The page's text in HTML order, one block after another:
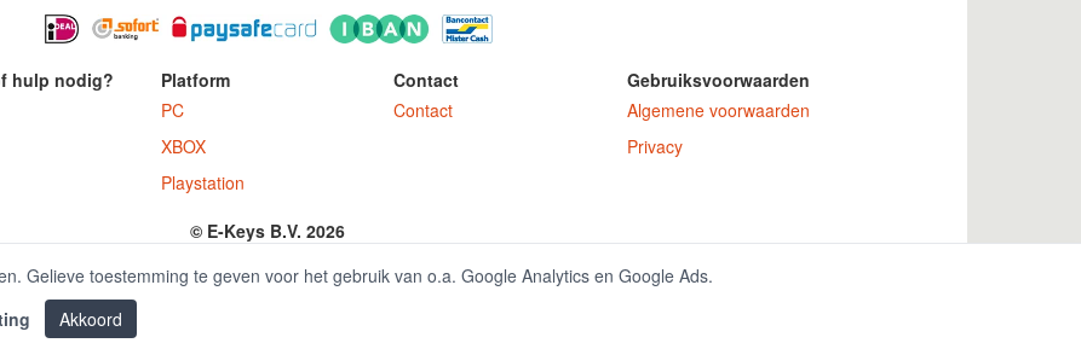
hulp nodig?
Platform
PC
XBOX
Playstation
Contact
Contact
Gebruiksvoorwaarden
Algemene voorwaarden
Privacy
© E-Keys B.V. 2026
Gelieve toestemming te geven voor het gebruik van o.a. Google Analytics en Google Ads.
Akkoord